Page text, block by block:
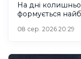
На дні
формується
08 сер. 2026 20:29